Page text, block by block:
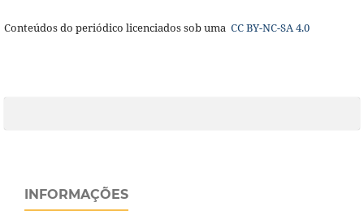
Conteúdos do periódico licenciados sob uma CC BY-NC-SA 4.0
INFORMAÇÕES